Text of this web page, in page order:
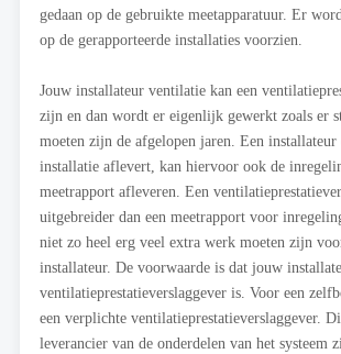
gedaan op de gebruikte meetapparatuur. Er
op de gerapporteerde installaties voorzien.
Jouw installateur ventilatie kan een
zijn en dan wordt er eigenlijk gewerkt zoals er
moeten zijn de afgelopen jaren. Een installateur
installatie aflevert, kan hiervoor ook de
meetrapport afleveren. Een
uitgebreider dan een meetrapport voor
niet zo heel erg veel extra werk moeten zijn
installateur. De voorwaarde is dat jouw
ventilatieprestatieverslaggever is. Voor een
een verplichte ventilatieprestatieverslaggever.
leverancier van de onderdelen van het systeem